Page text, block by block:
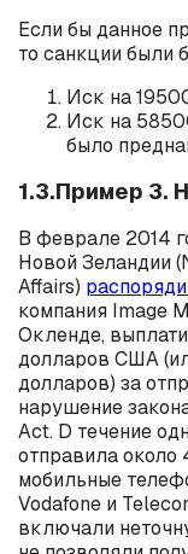
Если бы данное
то санкции были
Иск на
Иск на
было
1.3.Пример 3.
В феврале 2014
Новой Зеландии
Affairs)
компания Image
Окленде,
долларов США
долларов) за
нарушение
Act. D течение
отправила
мобильные
Vodafone и
включали